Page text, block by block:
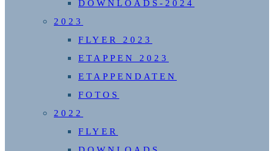
DOWNLOADS-2024
2023
FLYER 2023
ETAPPEN 2023
ETAPPENDATEN
FOTOS
2022
FLYER